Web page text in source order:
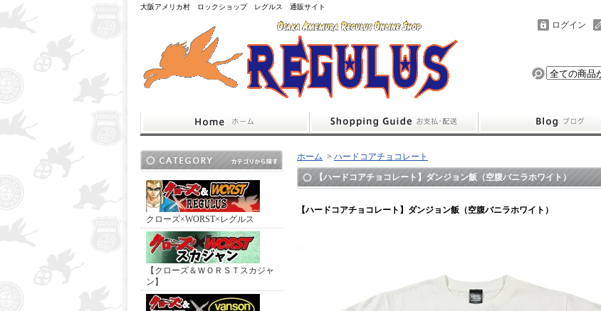
大阪アメリカ村 ロックショップ レグルス 通販サイト
ログイン
クローズ×WORST×レグルス
【クローズ＆ＷＯＲＳＴスカジャ
ン】
ホーム > ハードコアチョコレート
【ハードコアチョコレート】ダンジョン飯（空腹バニラホワイト）
【ハードコアチョコレート】ダンジョン飯（空腹バニラホワイト）